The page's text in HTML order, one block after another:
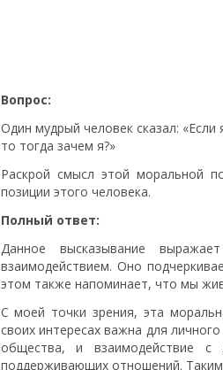
Вопрос:
Один мудрый человек сказал:
то тогда зачем я?»
Раскрой смысл этой моральной
позиции этого человека.
Полный ответ:
Данное высказывание
взаимодействием. Оно
этом также напоминает, что мы
С моей точки зрения, эта
своих интересах важна для
общества, и взаимодействие
поддерживающих отношений.